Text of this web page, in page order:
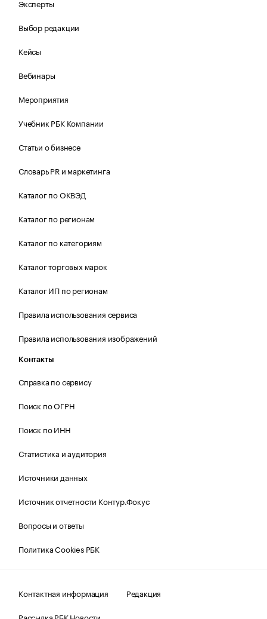
Эксперты
Выбор редакции
Кейсы
Вебинары
Мероприятия
Учебник РБК Компании
Статьи о бизнесе
Словарь PR и маркетинга
Каталог по ОКВЭД
Каталог по регионам
Каталог по категориям
Каталог торговых марок
Каталог ИП по регионам
Правила использования сервиса
Правила использования изображений
Контакты
Справка по сервису
Поиск по ОГРН
Поиск по ИНН
Статистика и аудитория
Источники данных
Источник отчетности Контур.Фокус
Вопросы и ответы
Политика Cookies РБК
Контактная информация
Редакция